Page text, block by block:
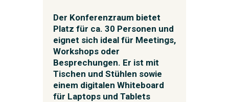
Der Konferenzraum bietet
Platz für ca. 30 Personen und
eignet sich ideal für Meetings,
Workshops oder
Besprechungen. Er ist mit
Tischen und Stühlen sowie
einem digitalen Whiteboard
für Laptops und Tablets